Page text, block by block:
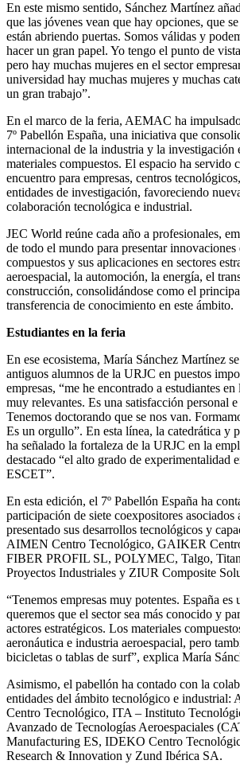
En este mismo sentido, Sánchez Martínez
que las jóvenes vean que hay opciones, que
están abriendo puertas. Somos válidas y
hacer un gran papel. Yo tengo el punto de
pero hay muchas mujeres en el sector
universidad hay muchas mujeres y muchas
un gran trabajo”.
En el marco de la feria, AEMAC ha
7º Pabellón España, una iniciativa que
internacional de la industria y la investigación
materiales compuestos. El espacio ha servido
encuentro para empresas, centros
entidades de investigación, favoreciendo
colaboración tecnológica e industrial.
JEC World reúne cada año a profesionales,
de todo el mundo para presentar innovaciones
compuestos y sus aplicaciones en sectores
aeroespacial, la automoción, la energía, el
construcción, consolidándose como el
transferencia de conocimiento en este ámbito.
Estudiantes en la feria
En ese ecosistema, María Sánchez Martínez
antiguos alumnos de la URJC en puestos
empresas, “me he encontrado a estudiantes
muy relevantes. Es una satisfacción personal
Tenemos doctorando que se nos van.
Es un orgullo”. En esta línea, la catedrática y
ha señalado la fortaleza de la URJC en la
destacado “el alto grado de experimentalidad
ESCET”.
En esta edición, el 7º Pabellón España ha
participación de siete coexpositores
presentado sus desarrollos tecnológicos y
AIMEN Centro Tecnológico, GAIKER
FIBER PROFIL SL, POLYMEC, Talgo,
Proyectos Industriales y ZIUR Composite
“Tenemos empresas muy potentes. España es
queremos que el sector sea más conocido y
actores estratégicos. Los materiales
aeronáutica e industria aeroespacial, pero
bicicletas o tablas de surf”, explica María
Asimismo, el pabellón ha contado con la
entidades del ámbito tecnológico e industrial:
Centro Tecnológico, ITA – Instituto
Avanzado de Tecnologías Aeroespaciales
Manufacturing ES, IDEKO Centro
Research & Innovation y Zund Ibérica SA.